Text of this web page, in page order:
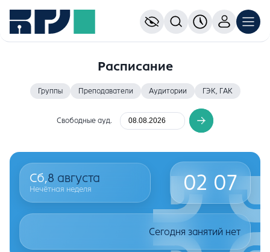
Расписание
Группы Преподаватели Аудитории ГЭК, ГАК
Свободные ауд.
Сб,8 августа
Нечётная неделя 02 07
Сегодня занятий нет